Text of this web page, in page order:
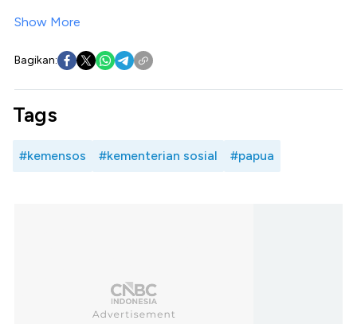
Show More
Bagikan:
Tags
#kemensos #kementerian sosial #papua